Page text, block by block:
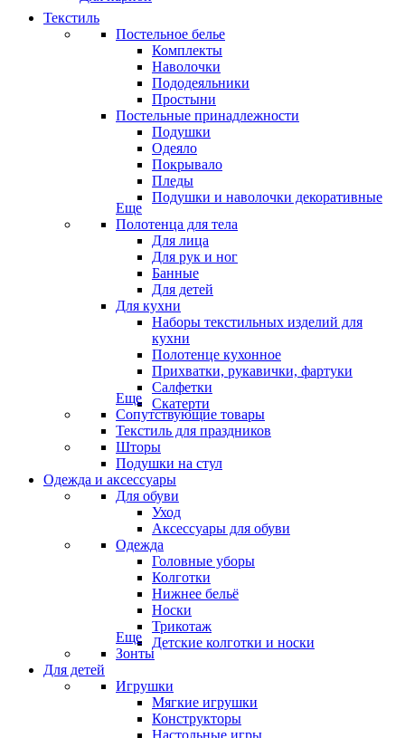
Текстиль
Постельное белье
Комплекты
Наволочки
Пододеяльники
Простыни
Постельные принадлежности
Подушки
Одеяло
Покрывало
Пледы
Подушки и наволочки декоративные
Еще
Полотенца для тела
Для лица
Для рук и ног
Банные
Для детей
Для кухни
Наборы текстильных изделий для
кухни
Полотенце кухонное
Прихватки, рукавички, фартуки
Салфетки
Скатерти
Еще
Сопутствующие товары
Текстиль для праздников
Шторы
Подушки на стул
Одежда и аксессуары
Для обуви
Уход
Аксессуары для обуви
Одежда
Головные уборы
Колготки
Нижнее бельё
Носки
Трикотаж
Детские колготки и носки
Еще
Зонты
Для детей
Игрушки
Мягкие игрушки
Конструкторы
Настольные игры